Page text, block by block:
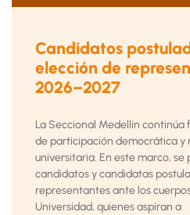
Candidatos
elección de
2026–2027
La Seccional Medellín continúa
de participación democrática y
universitaria. En este marco, se
candidatos y candidatas
representantes ante los
Universidad, quienes aspiran a